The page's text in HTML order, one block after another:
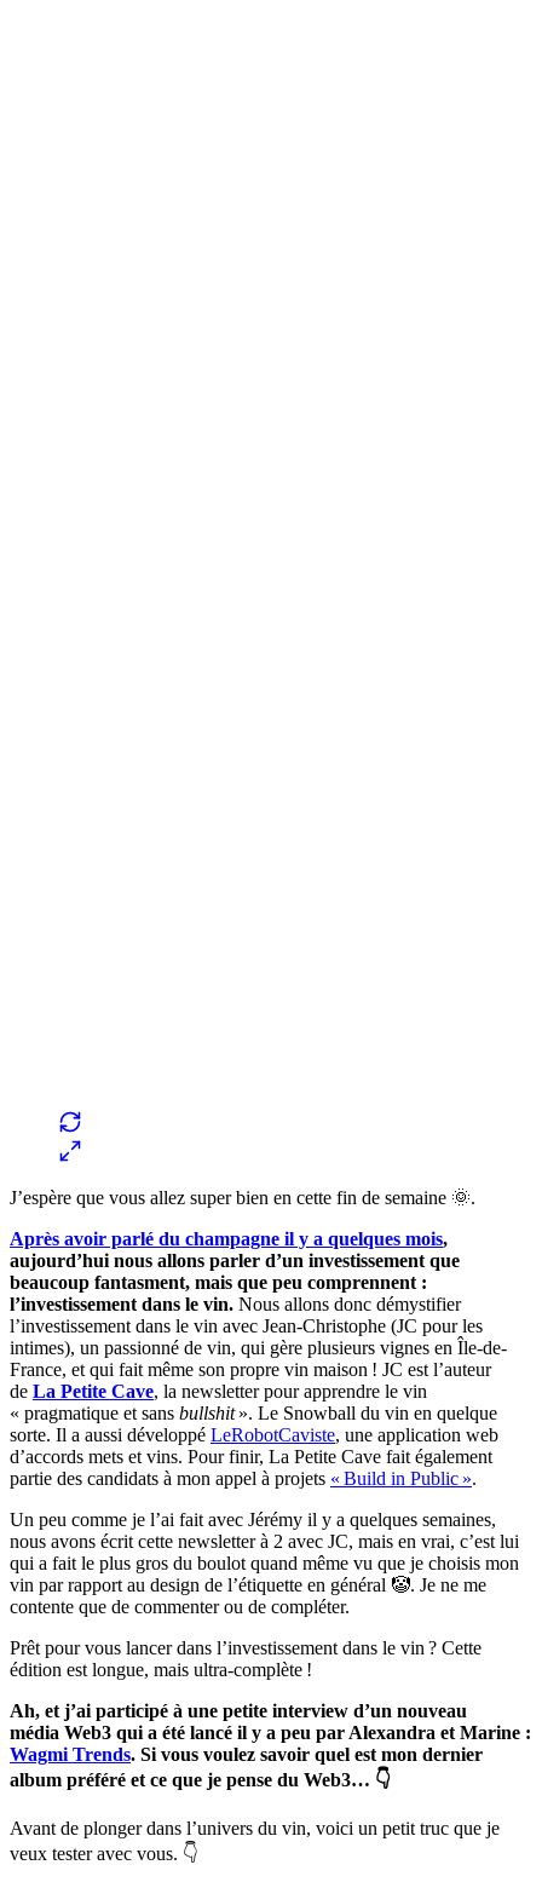
J’espère que vous allez super bien en cette fin de semaine 🌞.
Après avoir parlé du champagne il y a quelques mois,
aujourd’hui nous allons parler d’un investissement que
beaucoup fantasment, mais que peu comprennent :
l’investissement dans le vin. Nous allons donc démystifier
l’investissement dans le vin avec Jean-Christophe (JC pour les
intimes), un passionné de vin, qui gère plusieurs vignes en Île-de-
France, et qui fait même son propre vin maison ! JC est l’auteur
de La Petite Cave, la newsletter pour apprendre le vin
« pragmatique et sans bullshit». Le Snowball du vin en quelque
sorte. Il a aussi développé LeRobotCaviste, une application web
d’accords mets et vins. Pour finir, La Petite Cave fait également
partie des candidats à mon appel à projets « Build in Public ».
Un peu comme je l’ai fait avec Jérémy il y a quelques semaines,
nous avons écrit cette newsletter à 2 avec JC, mais en vrai, c’est lui
qui a fait le plus gros du boulot quand même vu que je choisis mon
vin par rapport au design de l’étiquette en général 🤡. Je ne me
contente que de commenter ou de compléter.
Prêt pour vous lancer dans l’investissement dans le vin ? Cette
édition est longue, mais ultra-complète !
Ah, et j’ai participé à une petite interview d’un nouveau
média Web3 qui a été lancé il y a peu par Alexandra et Marine :
Wagmi Trends. Si vous voulez savoir quel est mon dernier
album préféré et ce que je pense du Web3… 👇
Avant de plonger dans l’univers du vin, voici un petit truc que je
veux tester avec vous. 👇